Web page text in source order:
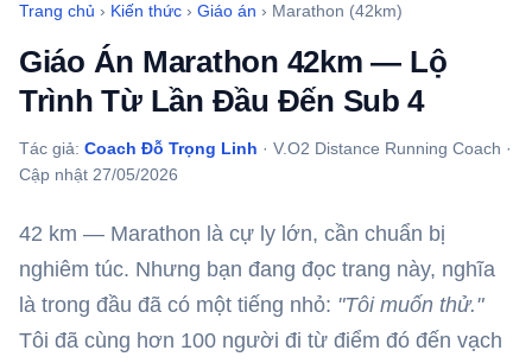
Trang chủ › Kiến thức › Giáo án › Marathon (42km)
Giáo Án Marathon 42km — Lộ
Trình Từ Lần Đầu Đến Sub 4
Tác giả: Coach Đỗ Trọng Linh · V.O2 Distance Running Coach ·
Cập nhật 27/05/2026
42 km — Marathon là cự ly lớn, cần chuẩn bị
nghiêm túc. Nhưng bạn đang đọc trang này, nghĩa
là trong đầu đã có một tiếng nhỏ: "Tôi muốn thử."
Tôi đã cùng hơn 100 người đi từ điểm đó đến vạch